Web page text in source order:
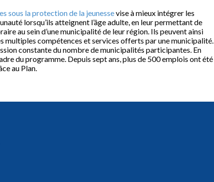
sous la protection de la jeunessevise à mieux intégrer les
lorsqu’ils atteignent l’âge adulte, en leur permettant de
au sein d’une municipalité de leur région. Ils peuvent ainsi
multiples compétences et services offerts par une municipalité.
constante du nombre de municipalités participantes. En
du programme. Depuis sept ans, plus de 500 emplois ont été
au Plan.